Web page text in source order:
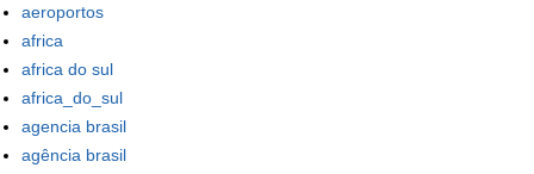
aeroportos
africa
africa do sul
africa_do_sul
agencia brasil
agência brasil